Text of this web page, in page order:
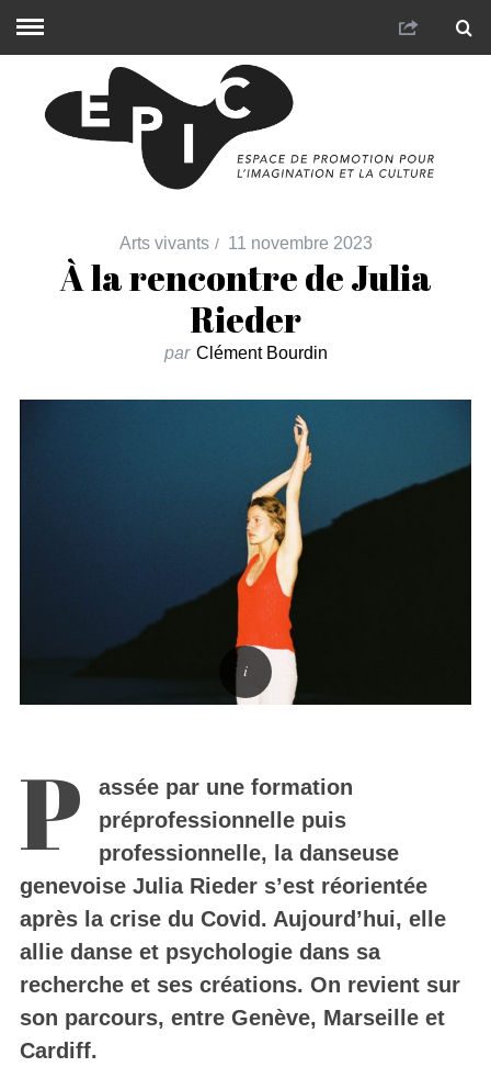
Arts vivants 11 novembre 2023
À la rencontre de Julia
Rieder
par Clément Bourdin
P
assée par une formation
préprofessionnelle puis
professionnelle, la danseuse
genevoise Julia Rieder s’est réorientée
après la crise du Covid. Aujourd’hui, elle
allie danse et psychologie dans sa
recherche et ses créations. On revient sur
son parcours, entre Genève, Marseille et
Cardiff.